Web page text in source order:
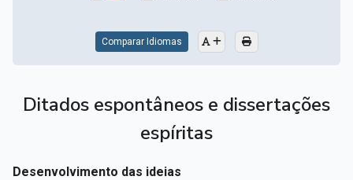
Comparar Idiomas
Ditados espontâneos e dissertações
espíritas
Desenvolvimento das ideias